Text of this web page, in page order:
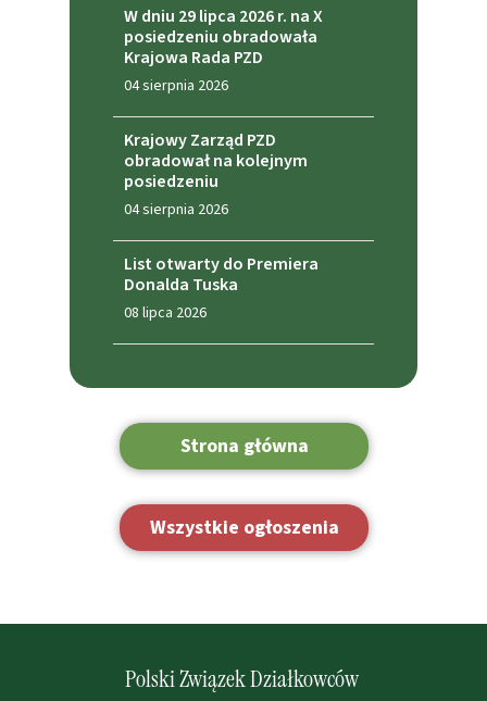
W dniu 29 lipca 2026 r. na X
posiedzeniu obradowała
Krajowa Rada PZD
04 sierpnia 2026
Krajowy Zarząd PZD
obradował na kolejnym
posiedzeniu
04 sierpnia 2026
List otwarty do Premiera
Donalda Tuska
08 lipca 2026
Wszystkie ogłoszenia
Strona główna
Polski Związek Działkowców